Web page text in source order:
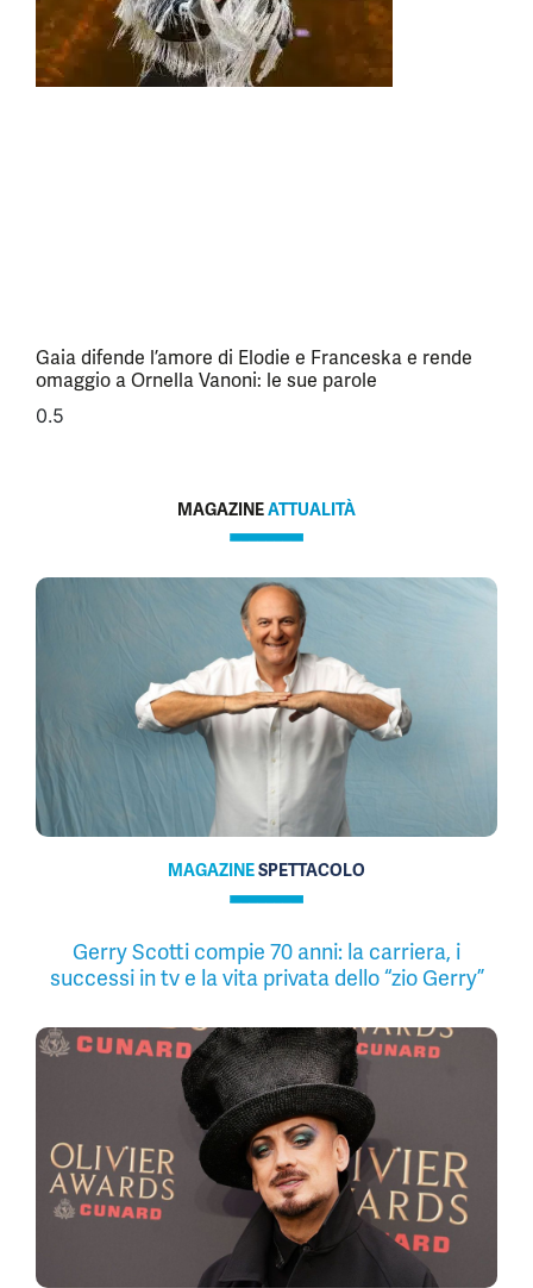
Gaia difende l’amore di Elodie e Franceska e rende
omaggio a Ornella Vanoni: le sue parole
MAGAZINEATTUALITÀ
MAGAZINESPETTACOLO
Gerry Scotti compie 70 anni: la carriera, i
successi in tv e la vita privata dello “zio Gerry”